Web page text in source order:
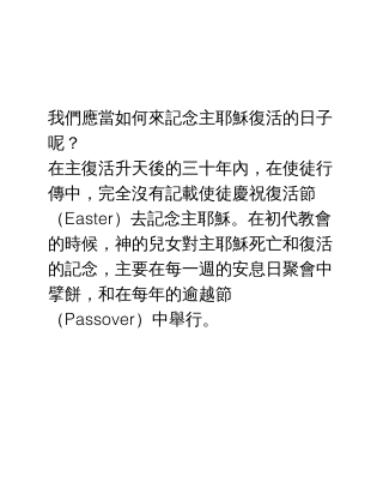
我們應當如何來記念主耶穌復活的日子
呢？
在主復活升天後的三十年內，在使徒行
傳中，完全沒有記載使徒慶祝復活節
（Easter）去記念主耶穌。在初代教會
的時候，神的兒女對主耶穌死亡和復活
的記念，主要在每一週的安息日聚會中
擘餅，和在每年的逾越節
（Passover）中舉行。